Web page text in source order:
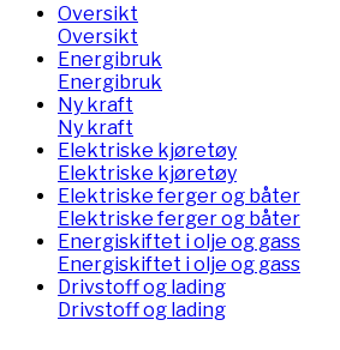
Oversikt
Oversikt
Energibruk
Energibruk
Ny kraft
Ny kraft
Elektriske kjøretøy
Elektriske kjøretøy
Elektriske ferger og båter
Elektriske ferger og båter
Energiskiftet i olje og gass
Energiskiftet i olje og gass
Drivstoff og lading
Drivstoff og lading